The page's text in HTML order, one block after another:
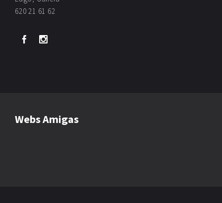
620 21 61 62
Webs Amigas